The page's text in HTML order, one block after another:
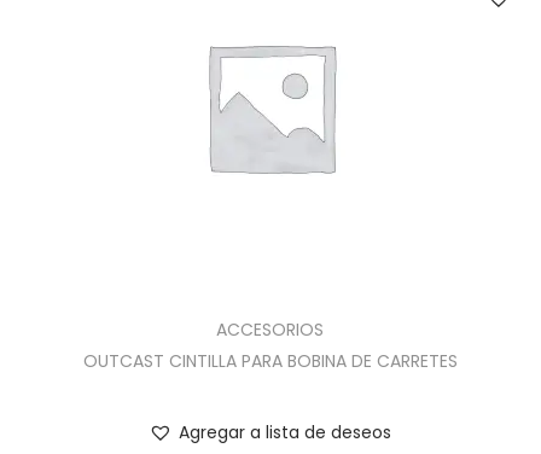
ACCESORIOS
OUTCAST CINTILLA PARA BOBINA DE CARRETES
Agregar a lista de deseos